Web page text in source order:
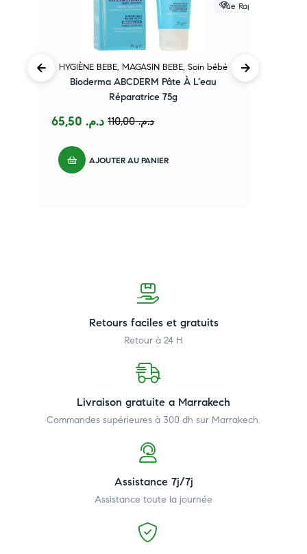
Vue Rapide
HYGIÈNE BEBE, MAGASIN BEBE, Soin bébé
Bioderma ABCDERM Pâte À L’eau
Réparatrice 75g
د.م.110,00 د.م.
AJOUTER AU PANIER
Retours faciles et gratuits
Retour à 24 H
Livraison gratuite a Marrakech
Commandes supérieures à 300 dh sur Marrakech.
Assistance 7j/7j
Assistance toute la journée